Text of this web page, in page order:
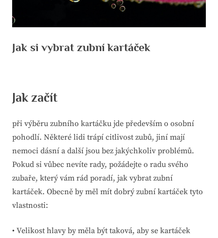
Jak si vybrat zubní kartáček
Jak začít
při výběru zubního kartáčku jde především o osobní
pohodlí. Některé lidi trápí citlivost zubů, jiní mají
nemoci dásní a další jsou bez jakýchkoliv problémů.
Pokud si vůbec nevíte rady, požádejte o radu svého
zubaře, který vám rád poradí, jak vybrat zubní
kartáček. Obecně by měl mít dobrý zubní kartáček tyto
vlastnosti:
• Velikost hlavy by měla být taková, aby se kartáček